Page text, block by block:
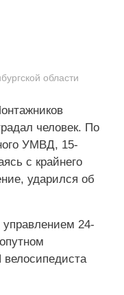
области
человек. По
УМВД, 15-
с крайнего
ударился об
управлением 24-